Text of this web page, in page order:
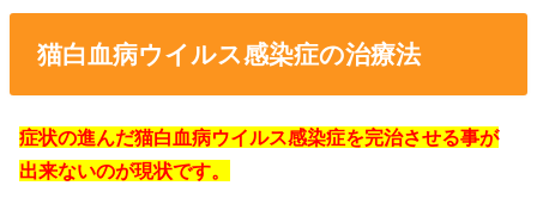
猫白血病ウイルス感染症の治療法
症状の進んだ猫白血病ウイルス感染症を完治させる事が
出来ないのが現状です。